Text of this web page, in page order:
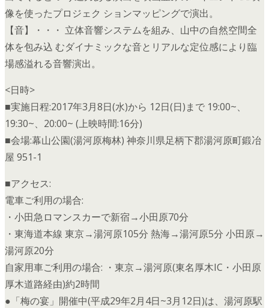
像を使ったプロジェク ションマッピングで演出。
【音】・・・ 立体音響システムを組み、山中の自然空間全
体を包み込 むダイナミックな音とリアルな定位感により臨
場感溢れる音響演出。
<日時>
■実施日程:2017年3月8日(水)から 12日(日)まで 19:00~、
19:30~、20:00~ (上映時間:16分)
■会場:幕山公園(湯河原梅林) 神奈川県足柄下郡湯河原町鍛冶
屋 951-1
■アクセス:
電車ご利用の場合:
・小田急ロマンスカーで新宿→小田原70分
・東海道本線 東京→湯河原105分 熱海→湯河原5分 小田原→
湯河原20分
自家用車ご利用の場合: ・東京→湯河原(東名厚木IC・小田原
厚木道路経由)約2時間
●「梅の宴」開催中(平成29年2月4日~3月12日)は、湯河原駅